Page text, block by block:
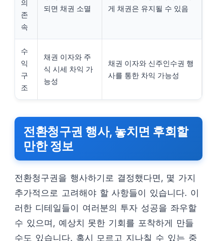
의
존
속
되면 채권 소멸
게 채권은 유지될 수 있음
수
익
구
조
채권 이자와 주
식 시세 차익 가
능성
채권 이자와 신주인수권 행
사를 통한 차익 가능성
전환청구권 행사, 놓치면 후회할
만한 정보
전환청구권을 행사하기로 결정했다면, 몇 가지
추가적으로 고려해야 할 사항들이 있습니다. 이
러한 디테일들이 여러분의 투자 성공을 좌우할
수 있으며, 예상치 못한 기회를 포착하게 만들
수도 있습니다. 혹시 모르고 지나칠 수 있는 중